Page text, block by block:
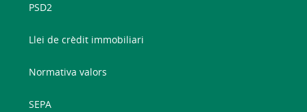
PSD2
Llei de crèdit immobiliari
Normativa valors
SEPA